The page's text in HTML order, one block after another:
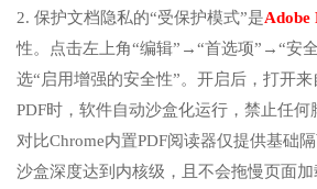
2. 保护文档隐私的“受保护模式”是Adobe
性。点击左上角“编辑”→“首选项”→“安
选“启用增强的安全性”。开启后，打开
PDF时，软件自动沙盒化运行，禁止任何
对比Chrome内置PDF阅读器仅提供基础隔
沙盒深度达到内核级，且不会拖慢页面加